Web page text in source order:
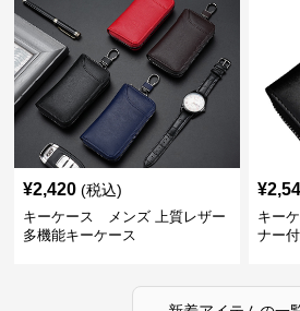
¥2,420 (税込)
キーケース メンズ 上質レザー
多機能キーケース
¥
キー
ナー